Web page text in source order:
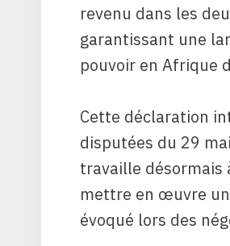
revenu dans les
garantissant une
pouvoir en Afrique
Cette déclaration
disputées du 29
travaille désormais
mettre en œuvre
évoqué lors des